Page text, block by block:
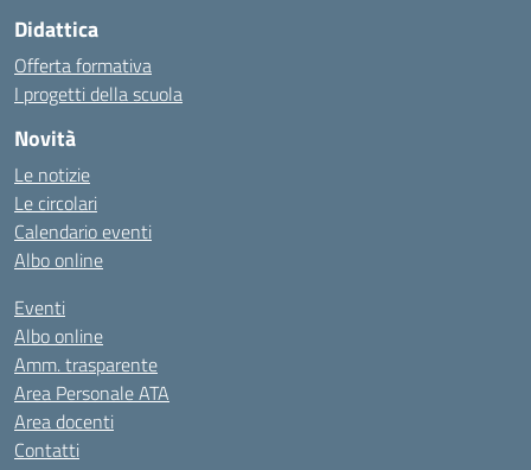
Didattica
Offerta formativa
I progetti della scuola
Novità
Le notizie
Le circolari
Calendario eventi
Albo online
Eventi
Albo online
Amm. trasparente
Area Personale ATA
Area docenti
Contatti